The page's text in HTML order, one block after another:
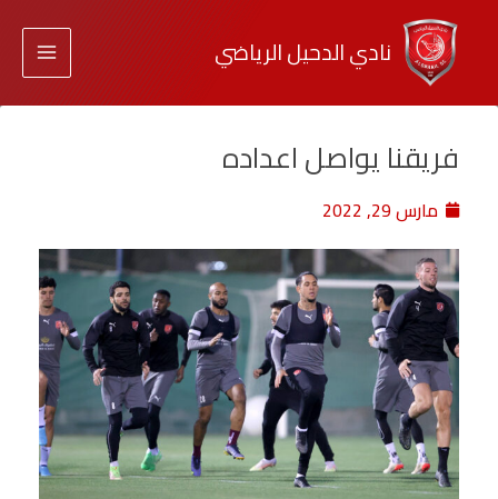
نادي الدحيل الرياضي
فريقنا يواصل اعداده
مارس 29, 2022